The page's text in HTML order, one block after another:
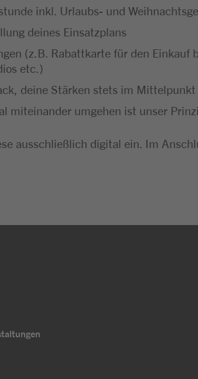
inkl. Urlaubs- und
deines Einsatzplans
(z.B. Rabattkarte für den Einkauf
etc.)
deine Stärken stets im Mittelpunkt
miteinander umgehen ist unser
ausschließlich digital ein. Im